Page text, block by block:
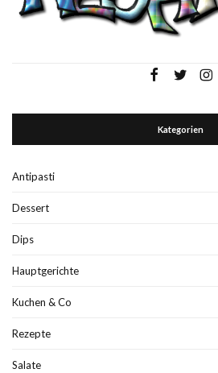
Kategorien
Antipasti
Dessert
Dips
Hauptgerichte
Kuchen & Co
Rezepte
Salate